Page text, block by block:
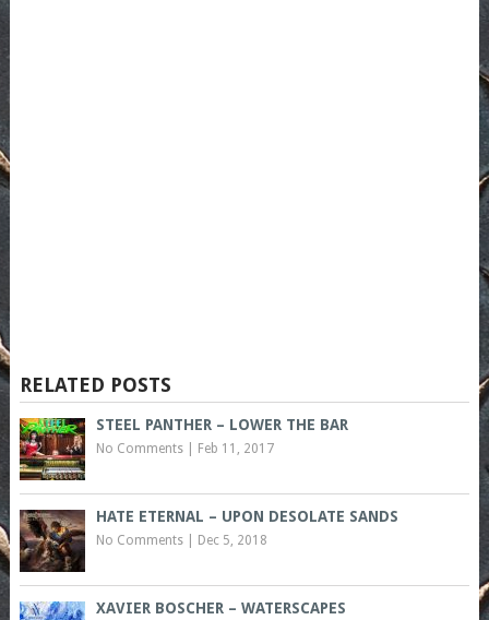
RELATED POSTS
STEEL PANTHER – LOWER THE BAR
No Comments| Feb 11, 2017
HATE ETERNAL – UPON DESOLATE SANDS
No Comments| Dec 5, 2018
XAVIER BOSCHER – WATERSCAPES